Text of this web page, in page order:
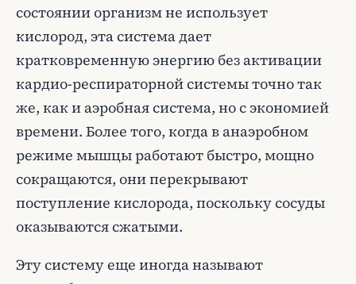
состоянии организм не использует
кислород, эта система дает
кратковременную энергию без активации
кардио-респираторной системы точно так
же, как и аэробная система, но с экономией
времени. Более того, когда в анаэробном
режиме мышцы работают быстро, мощно
сокращаются, они перекрывают
поступление кислорода, поскольку сосуды
оказываются сжатыми.
Эту систему еще иногда называют